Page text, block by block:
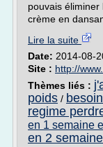
pouvais
crème en
Lire la suite
Date: 2014-08-
Site : http://
Thèmes liés :
poids /
regime
en 1 semaine
en 2